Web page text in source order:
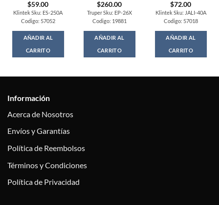
$59.00
Klintek Sku: ES-250A
Codigo: 57052
AÑADIR AL
CARRITO
$260.00
Truper Sku: EP-26X
Codigo: 19881
AÑADIR AL
CARRITO
$72.00
Klintek Sku: JALI-40A
Codigo: 57018
AÑADIR AL
CARRITO
Información
Acerca de Nosotros
Envíos y Garantías
Política de Reembolsos
Términos y Condiciones
Política de Privacidad